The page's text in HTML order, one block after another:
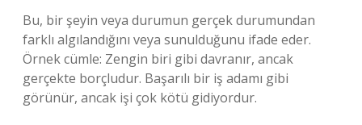
Bu, bir şeyin veya durumun gerçek durumundan
farklı algılandığını veya sunulduğunu ifade eder.
Örnek cümle: Zengin biri gibi davranır, ancak
gerçekte borçludur. Başarılı bir iş adamı gibi
görünür, ancak işi çok kötü gidiyordur.